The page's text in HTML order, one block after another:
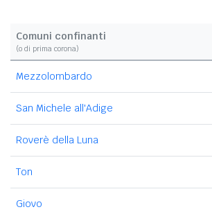
Comuni confinanti
(o di prima corona)
Mezzolombardo
San Michele all'Adige
Roverè della Luna
Ton
Giovo